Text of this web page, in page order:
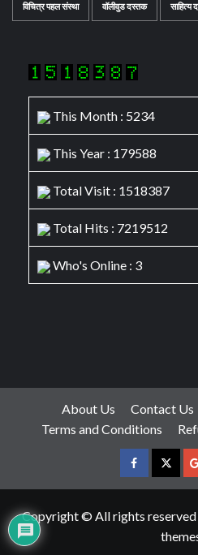
विचित्र पहल संस्था वॉलीवुड दस्तक साहित्य
This Month : 5234
This Year : 179588
Total Visit : 1518387
Total Hits : 7219512
Who's Online : 3
About Us Contact Us
Terms and Conditions
facebook
Copyright © All rights reserved